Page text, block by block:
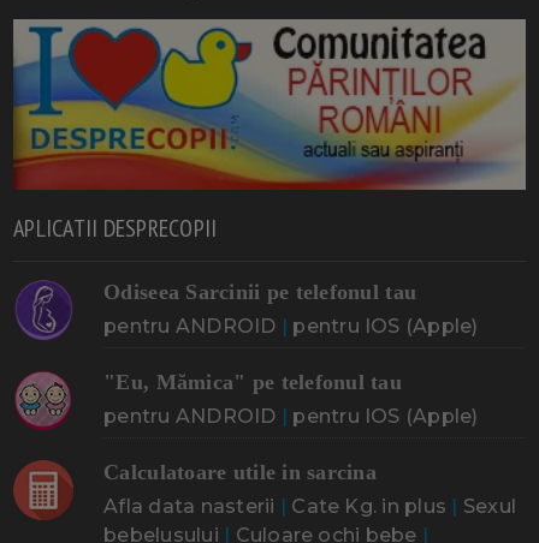
APLICATII DESPRECOPII
Odiseea Sarcinii pe telefonul tau
pentru ANDROID | pentru IOS (Apple)
"Eu, Mămica" pe telefonul tau
pentru ANDROID | pentru IOS (Apple)
Calculatoare utile in sarcina
Afla data nasterii | Cate Kg. in plus | Sexul
bebelusului | Culoare ochi bebe |